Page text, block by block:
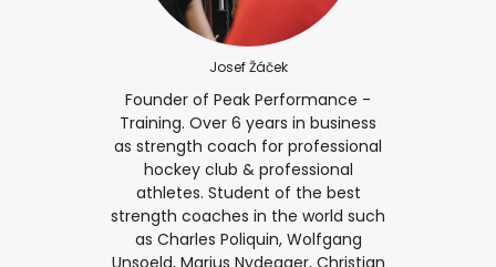
Josef Žáček
Founder of Peak Performance -
Training. Over 6 years in business
as strength coach for professional
hockey club & professional
athletes. Student of the best
strength coaches in the world such
as Charles Poliquin, Wolfgang
Unsoeld, Marius Nydegger, Christian